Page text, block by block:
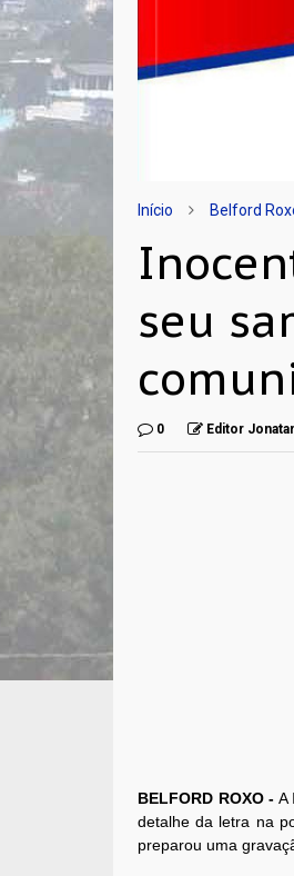
Início Belford
seu
0 Editor
BELFORD ROXO -A
detalhe da letra na
preparou uma